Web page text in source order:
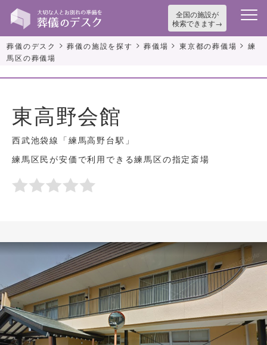
全国の施設が
検索できます
葬儀のデスク >葬儀の施設を探す >葬儀場 >東京都の葬儀場 >練
馬区の葬儀場
東高野会館
西武池袋線「練馬高野台駅」
練馬区民が安価で利用できる練馬区の指定斎場